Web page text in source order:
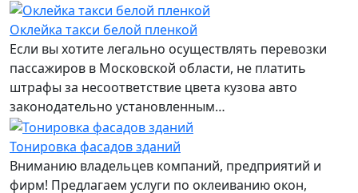
Оклейка такси белой пленкой
Если вы хотите легально осуществлять перевозки
пассажиров в Московской области, не платить
штрафы за несоответствие цвета кузова авто
законодательно установленным…
Тонировка фасадов зданий
Вниманию владельцев компаний, предприятий и
фирм! Предлагаем услуги по оклеиванию окон,